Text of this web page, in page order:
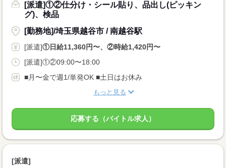
[派遣]①②仕分け・シール貼り、品出し(ピッキン
グ)、検品
[勤務地]/埼玉県越谷市 / 南越谷駅
[派遣]①日給11,360円〜、②時給1,420円〜
[派遣]①②09:00〜18:00
■月〜金で週1/単発OK ■土日はお休み
もっと見る
応募する（バイトル求人）
[派遣]